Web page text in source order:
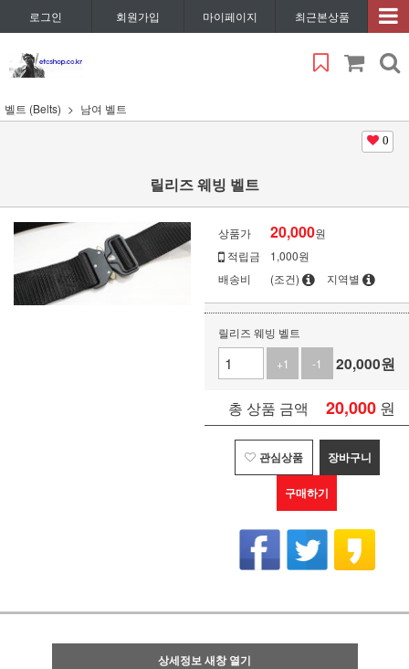
로그인 회원가입 마이페이지 최근본상품
벨트 (Belts) 남여 벨트
0
릴리즈 웨빙 벨트
상품가 20,000원
적립금
1,000원
배송비
(조건) 지역별
릴리즈 웨빙 벨트
+1
-1 20,000원
총 상품 금액 20,000 원
관심상품 장바구니
구매하기
상세정보 새창 열기